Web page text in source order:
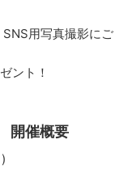
用写真撮影にご
ント！
開催概要